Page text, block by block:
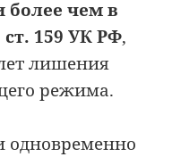
чем в
159 УК РФ,
лишения
режима.
одновременно